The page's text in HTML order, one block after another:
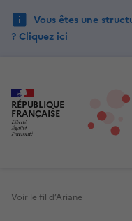
Vous êtes une
?Cliquez ici
RÉPUBLIQUE
FRANÇAISE
Voir le fil d’Ariane